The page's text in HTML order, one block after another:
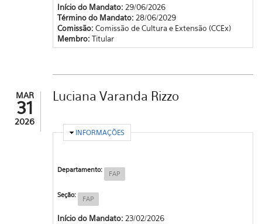
Início do Mandato: 29/06/2026
Término do Mandato: 28/06/2029
Comissão: Comissão de Cultura e Extensão (CCEx)
Membro: Titular
MAR
31
2026
Luciana Varanda Rizzo
OCULTAR
INFORMAÇÕES
Departamento: FAP
Seção: FAP
Início do Mandato: 23/02/2026